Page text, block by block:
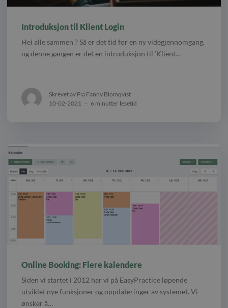
Introduksjon til Klient Login
Hei alle sammen ? Så er det tid for en ny videgjennomgang,
og denne gangen er det en introduksjon til ‘Klient…
Skrevet av Pia Fanny Blomqvist
10-02-2021
- 6 minutter lesetid
Online Booking: Flere kalendere
Siden vi startet i 2012 har vi på EasyPractice løpende
utviklet nye funksjoner og oppdateringer av systemet. Vi
ønsker å…